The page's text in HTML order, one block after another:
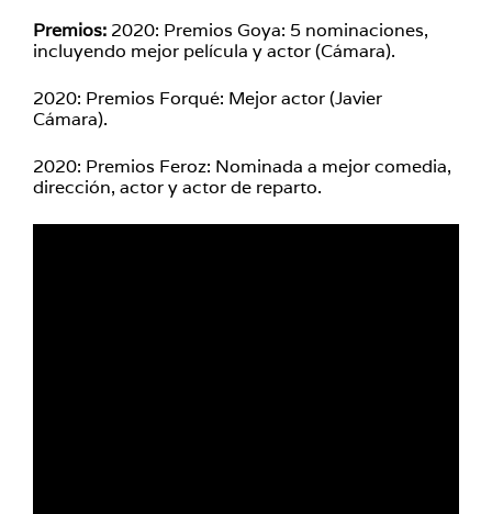
Premios: 2020: Premios Goya: 5 nominaciones,
incluyendo mejor película y actor (Cámara).
2020: Premios Forqué: Mejor actor (Javier
Cámara).
2020: Premios Feroz: Nominada a mejor comedia,
dirección, actor y actor de reparto.